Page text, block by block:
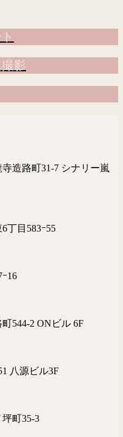
影
造路町31-7 シナリー嵐
丁目583ｰ55
16
544-2 ONビル 6F
八源ビル3F
町35-3